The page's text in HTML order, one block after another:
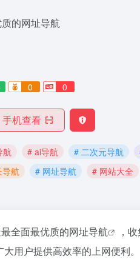
的网址导航
0 0
手机查看
航 # ai导航 # 二次元导航
导航 # 网址导航 # 网站大全
全面最优质的网址导航
，
用户提供高效率的上网便利。